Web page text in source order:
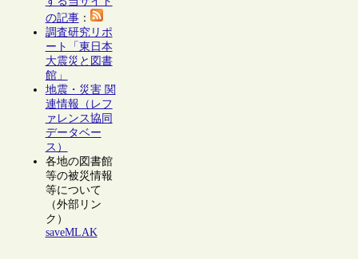
の記事：
調査研究リポ
ート「東日本
大震災と図書
館」
地震・災害 関
連情報（レフ
ァレンス協同
データベー
ス）
各地の図書館
等の被災情報
等について
（外部リン
ク）
saveMLAK